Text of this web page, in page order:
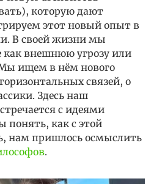
которую дают
этот новый опыт в
В своей жизни мы
внешнюю угрозу или
ищем в нём нового
связей, о
Здесь наш
с идеями
понять, как с этой
нам пришлось осмыслить
.